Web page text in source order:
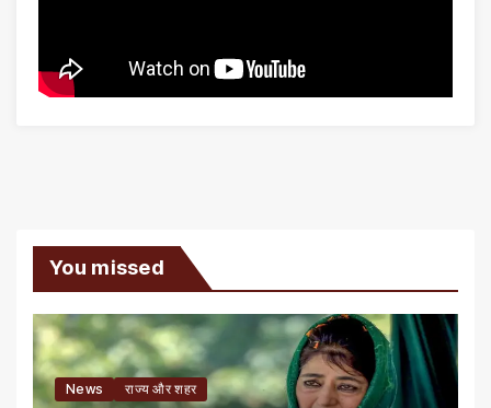
You missed
News राज्य और शहर